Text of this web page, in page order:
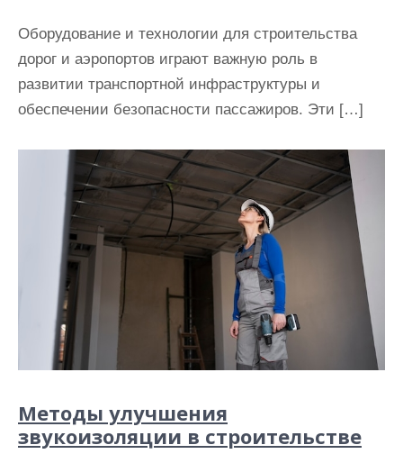
Оборудование и технологии для строительства
дорог и аэропортов играют важную роль в
развитии транспортной инфраструктуры и
обеспечении безопасности пассажиров. Эти […]
Методы улучшения
звукоизоляции в строительстве